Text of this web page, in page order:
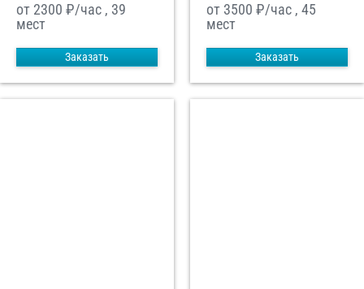
от 2300 ₽/час , 39
мест
Заказать
от 3500 ₽/час , 45
мест
Заказать